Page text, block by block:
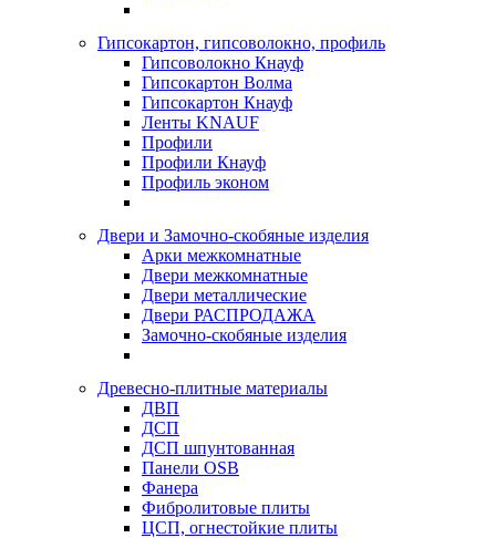
Гипсокартон, гипсоволокно, профиль
Гипсоволокно Кнауф
Гипсокартон Волма
Гипсокартон Кнауф
Ленты KNAUF
Профили
Профили Кнауф
Профиль эконом
Двери и Замочно-скобяные изделия
Арки межкомнатные
Двери межкомнатные
Двери металлические
Двери РАСПРОДАЖА
Замочно-скобяные изделия
Древесно-плитные материалы
ДВП
ДСП
ДСП шпунтованная
Панели OSB
Фанера
Фибролитовые плиты
ЦСП, огнестойкие плиты